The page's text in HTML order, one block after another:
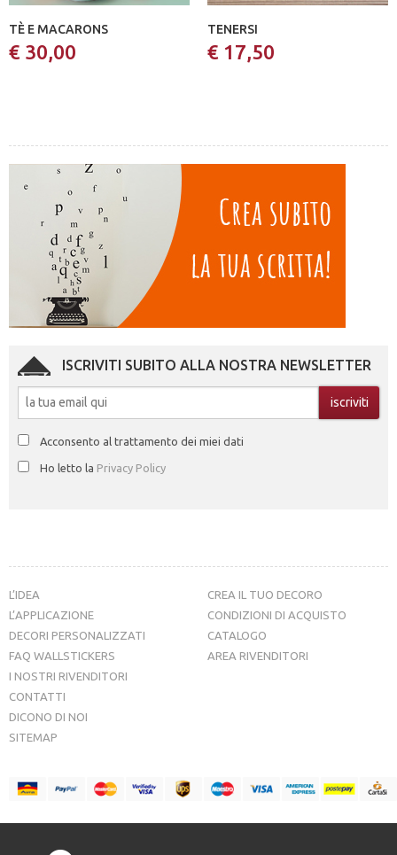
TÈ E MACARONS
€ 30,00
TENERSI
€ 17,50
ISCRIVITI SUBITO ALLA NOSTRA NEWSLETTER
Acconsento al trattamento dei miei dati
Ho letto la Privacy Policy
L’IDEA
L’APPLICAZIONE
DECORI PERSONALIZZATI
FAQ WALLSTICKERS
CREA IL TUO DECORO
CONDIZIONI DI ACQUISTO
CATALOGO
AREA RIVENDITORI
I NOSTRI RIVENDITORI
CONTATTI
DICONO DI NOI
SITEMAP